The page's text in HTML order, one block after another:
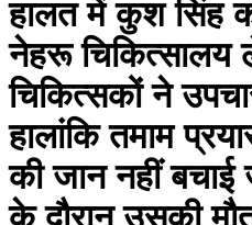
हालत में कुश सिंह
नेहरू चिकित्सालय
चिकित्सकों ने
हालांकि तमाम
की जान नहीं